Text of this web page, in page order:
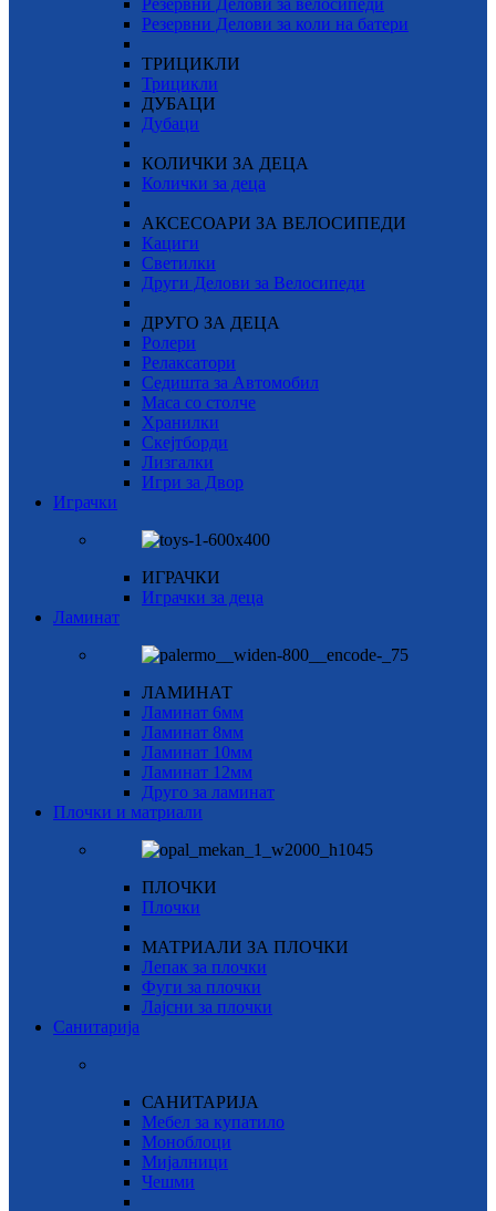
Резервни Делови за велосипеди
Резервни Делови за коли на батери
ТРИЦИКЛИ
Трицикли
ДУБАЦИ
Дубаци
КОЛИЧКИ ЗА ДЕЦА
Колички за деца
АКСЕСОАРИ ЗА ВЕЛОСИПЕДИ
Кациги
Светилки
Други Делови за Велосипеди
ДРУГО ЗА ДЕЦА
Ролери
Релаксатори
Седишта за Автомобил
Маса со столче
Хранилки
Скејтборди
Лизгалки
Игри за Двор
Играчки
ИГРАЧКИ
Играчки за деца
Ламинат
ЛАМИНАТ
Ламинат 6мм
Ламинат 8мм
Ламинат 10мм
Ламинат 12мм
Друго за ламинат
Плочки и матриали
ПЛОЧКИ
Плочки
МАТРИАЛИ ЗА ПЛОЧКИ
Лепак за плочки
Фуги за плочки
Лајсни за плочки
Санитарија
САНИТАРИЈА
Мебел за купатило
Моноблоци
Мијалници
Чешми